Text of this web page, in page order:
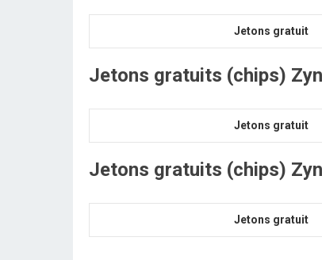
Jetons gratuit
Jetons gratuits (chips)
Jetons gratuit
Jetons gratuits (chips)
Jetons gratuit